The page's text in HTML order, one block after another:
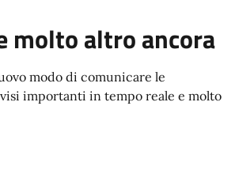
molto altro ancora
modo di comunicare le
importanti in tempo reale e molto